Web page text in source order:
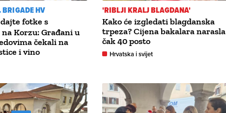
BRIGADE HV
fotke s
Korzu: Građani u
čekali na
i vino
'RIBLJI KRALJ BLAGDANA'
Kako će izgledati blagdanska
trpeza? Cijena bakalara narasla
čak 40 posto
Hrvatska i svijet